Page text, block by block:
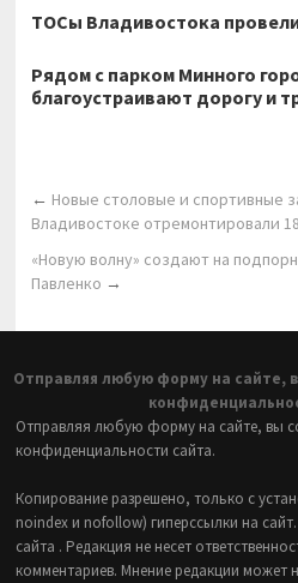
ТОСы Владивостока
Рядом с парком Минного
благоустраивают дорогу и
← Новые столовые и спортивные
Владивостоке отремонтировали
«Новую волну» создают на
Павленко →
Отправляя любую форму на сайте,
Отправляя любую форму на сайте, вы
конфиденциальности сайта.
Копирование разрешено, только с
noindex и nofollow) гиперссылки на
сайта . Редакция не несет
комментариев. Мнение редакции может